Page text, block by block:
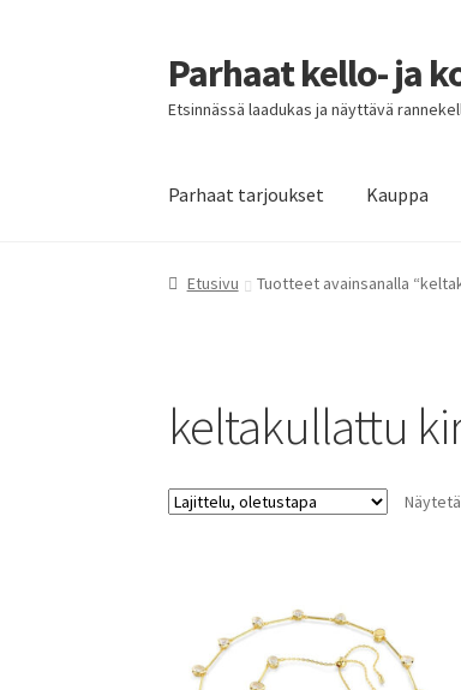
Siirry
navigointiin
Siirry
sisältöön
Parhaat kello- ja
Etsinnässä laadukas ja näyttävä
Parhaat tarjoukset Kauppa
Etusivu Parhaat tarjoukset
Etusivu Tuotteet avainsanalla
keltakullattu